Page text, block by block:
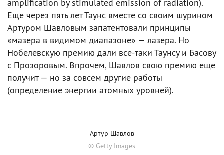
amplification by stimulated emission of radiation).
Еще через пять лет Таунс вместе со своим шурином
Артуром Шавловым запатентовали принципы
«мазера в видимом диапазоне» — лазера. Но
Нобелевскую премию дали все-таки Таунсу и Басову
с Прозоровым. Впрочем, Шавлов свою премию еще
получит — но за совсем другие работы
(определение энергии атомных уровней).
Артур Шавлов
© Getty Images